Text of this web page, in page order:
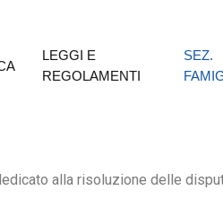
LEGGI E
REGOLAMENTI
SEZ.
alla risoluzione delle